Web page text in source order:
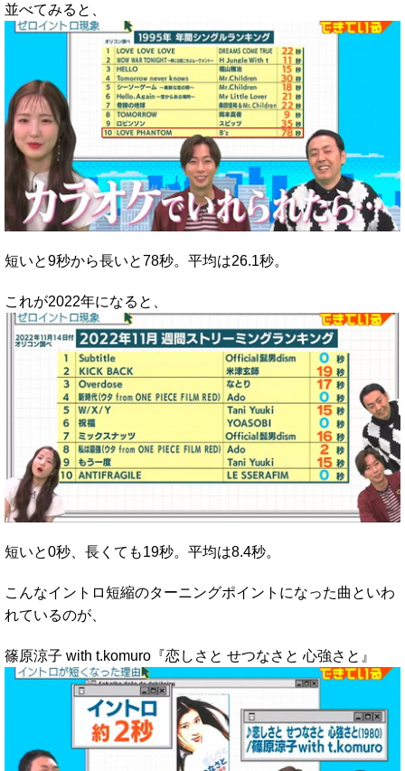
並べてみると、
短いと9秒から長いと78秒。平均は26.1秒。
これが2022年になると、
短いと0秒、長くても19秒。平均は8.4秒。
こんなイントロ短縮のターニングポイントになった曲といわ
れているのが、
篠原涼子 with t.komuro『恋しさと せつなさと 心強さと』